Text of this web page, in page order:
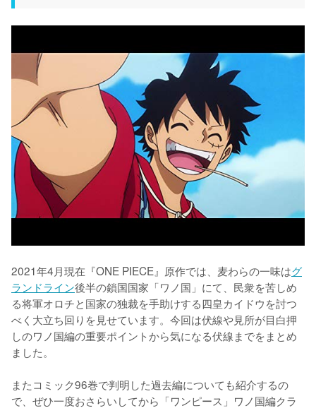
2021年4月現在『ONE PIECE』原作では、麦わらの一味はグ
ランドライン後半の鎖国国家「ワノ国」にて、民衆を苦しめ
る将軍オロチと国家の独裁を手助けする四皇カイドウを討つ
べく大立ち回りを見せています。今回は伏線や見所が目白押
しのワノ国編の重要ポイントから気になる伏線までをまとめ
ました。
またコミック96巻で判明した過去編についても紹介するの
で、ぜひ一度おさらいしてから「ワンピース」ワノ国編クラ